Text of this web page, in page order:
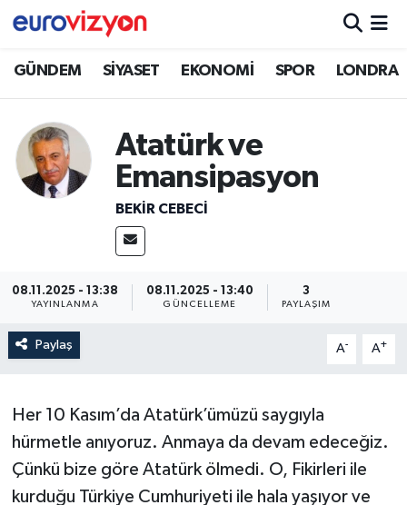
GÜNDEM SİYASET EKONOMİ SPOR LONDRA
Atatürk ve
Emansipasyon
BEKIR CEBECİ
08.11.2025 - 13:38
YAYINLANMA
08.11.2025 - 13:40
GÜNCELLEME
3
PAYLAŞIM
Paylaş A- A+
Her 10 Kasım’da Atatürk’ümüzü saygıyla
hürmetle anıyoruz. Anmaya da devam edeceğiz.
Çünkü bize göre Atatürk ölmedi. O, Fikirleri ile
kurduğu Türkiye Cumhuriyeti ile hala yaşıyor ve